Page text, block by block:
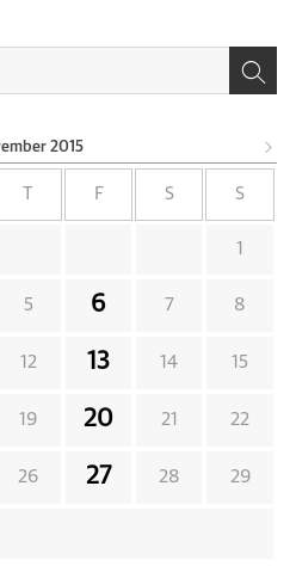
2015
T F S S
1
5 6 7 8
12 13 14 15
19 20 21 22
26 27 28 29